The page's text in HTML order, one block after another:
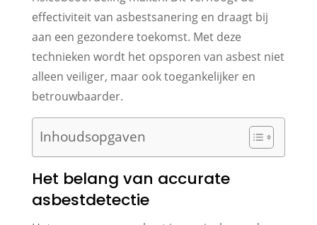
effectiviteit van asbestsanering en draagt bij
aan een gezondere toekomst. Met deze
technieken wordt het opsporen van asbest niet
alleen veiliger, maar ook toegankelijker en
betrouwbaarder.
Inhoudsopgaven
Het belang van accurate
asbestdetectie